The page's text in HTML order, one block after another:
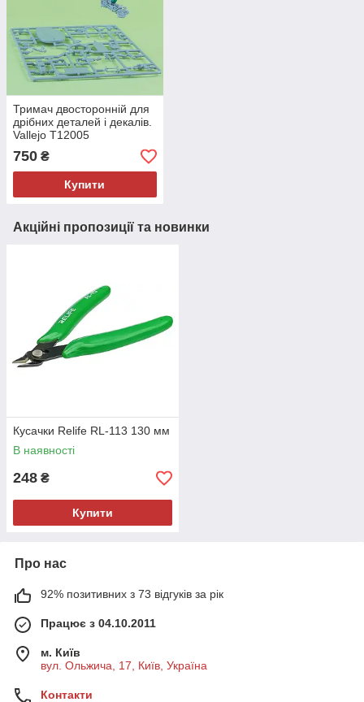
Тримач двосторонній для
дрібних деталей і декалів.
Vallejo T12005
750 ₴
Купити
Акційні пропозиції та новинки
Кусачки Relife RL-113 130 мм
В наявності
248 ₴
Купити
Про нас
92% позитивних з 73 відгуків за рік
Працює з 04.10.2011
м. Київ
вул. Ольжича, 17, Київ, Україна
Контакти